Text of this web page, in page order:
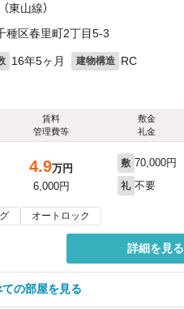
東山線）
種区春里町2丁目5-3
16年5ヶ月 建物構造 RC
賃料
管理費等
敷金
礼金
4.9万円
6,000円
敷 70,000円
礼 不要
オートロック
詳細を見る
の部屋を見る